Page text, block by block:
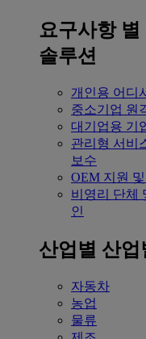
요구사항 별
솔루션
개인용 어디
중소기업 원
대기업용 기
관리형 서비
보수
OEM 지원
비영리 단체
인
산업별 산업
자동차
농업
물류